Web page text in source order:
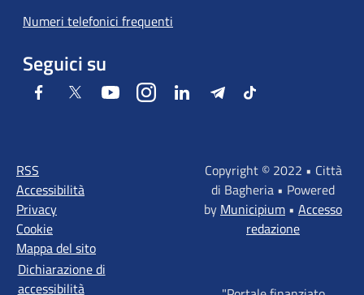
Numeri telefonici frequenti
Seguici su
Facebook Twitter YoutubeInstagramLinkedIn TelegramTiktok
RSS
Accessibilità
Privacy
Cookie
Mappa del sito
Dichiarazione di
accessibilità
Copyright © 2022 • Città
di Bagheria • Powered
by Municipium • Accesso
redazione